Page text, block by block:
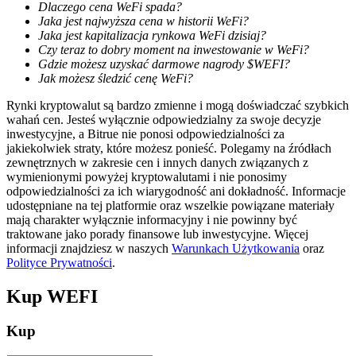
Ekskluzywne inwestycje dla posiadaczy BTR
Dlaczego cena WeFi spada?
Jaka jest najwyższa cena w historii WeFi?
Jaka jest kapitalizacja rynkowa WeFi dzisiaj?
Czy teraz to dobry moment na inwestowanie w WeFi?
Gdzie możesz uzyskać darmowe nagrody $WEFI?
Jak możesz śledzić cenę WeFi?
Rynki kryptowalut są bardzo zmienne i mogą doświadczać szybkich
wahań cen. Jesteś wyłącznie odpowiedzialny za swoje decyzje
inwestycyjne, a Bitrue nie ponosi odpowiedzialności za
jakiekolwiek straty, które możesz ponieść. Polegamy na źródłach
zewnętrznych w zakresie cen i innych danych związanych z
wymienionymi powyżej kryptowalutami i nie ponosimy
odpowiedzialności za ich wiarygodność ani dokładność. Informacje
udostępniane na tej platformie oraz wszelkie powiązane materiały
mają charakter wyłącznie informacyjny i nie powinny być
traktowane jako porady finansowe lub inwestycyjne. Więcej
informacji znajdziesz w naszych Warunkach Użytkowania oraz
Polityce Prywatności.
Kup WEFI
Kup